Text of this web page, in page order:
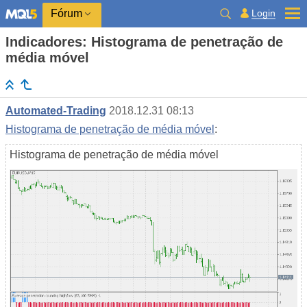
Fórum Login
Indicadores: Histograma de penetração de
média móvel
Automated-Trading 2018.12.31 08:13
Histograma de penetração de média móvel :
Histograma de penetração de média móvel